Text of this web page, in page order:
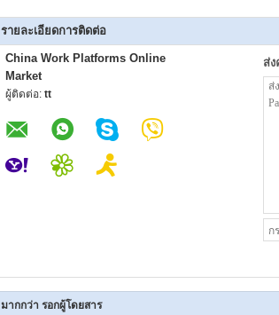
รายละเอียดการติดต่อ
China Work Platforms Online
Market
ผู้ติดต่อ: tt
ส่
มากกว่า รอกผู้โดยสาร